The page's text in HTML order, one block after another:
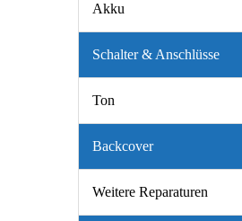
Akku
Schalter & Anschlüsse
Ton
Backcover
Weitere Reparaturen